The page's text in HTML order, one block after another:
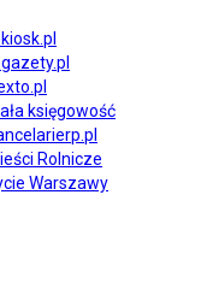
gazety.pl
księgowość
Rolnicze
Warszawy